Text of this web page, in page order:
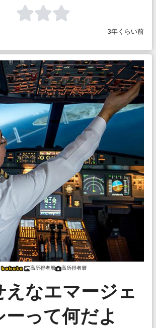
3年くらい前
高所得者層 高所得者層
えなエマージェ
ーって何だよ